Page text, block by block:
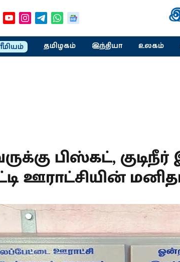
தமிழகம் இந்தியா உலகம்
பிஸ்கட்,
ஊராட்சியின்